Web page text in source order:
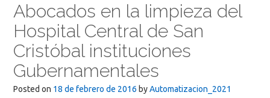
Abocados en la limpieza del
Hospital Central de San
Cristóbal instituciones
Gubernamentales
Posted on 18 de febrero de 2016 byAutomatizacion_2021